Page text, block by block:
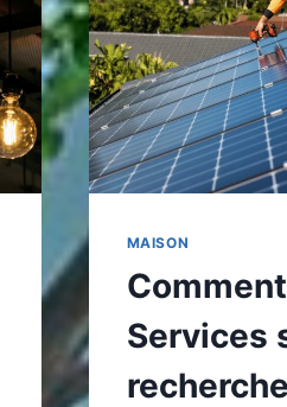
MAISON
Services